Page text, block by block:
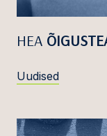
HEA
Uudised